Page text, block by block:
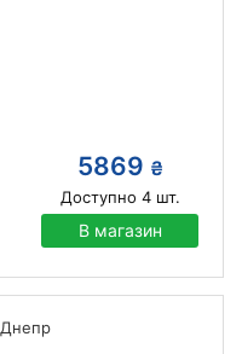
5869 ₴
Доступно 4шт.
В магазин
Днепр